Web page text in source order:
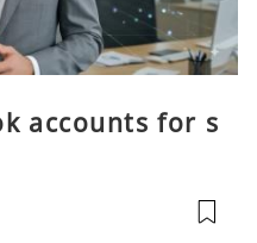
accounts for s